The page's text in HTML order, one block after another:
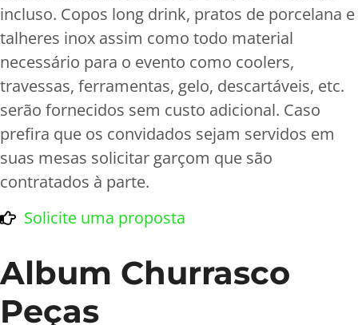
incluso. Copos long drink, pratos de porcelana e
talheres inox assim como todo material
necessário para o evento como coolers,
travessas, ferramentas, gelo, descartáveis, etc.
serão fornecidos sem custo adicional. Caso
prefira que os convidados sejam servidos em
suas mesas solicitar garçom que são
contratados à parte.
Solicite uma proposta
Album Churrasco
Peças